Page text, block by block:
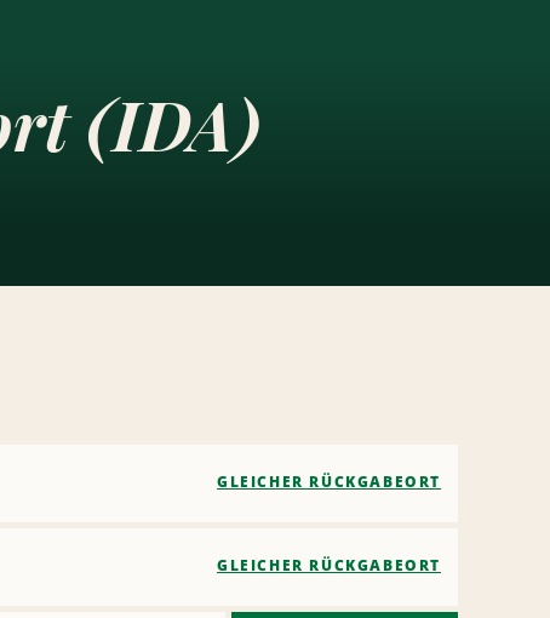
(IDA)
GLEICHER RÜCKGABEORT
GLEICHER RÜCKGABEORT